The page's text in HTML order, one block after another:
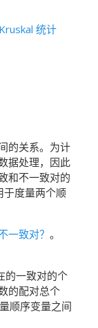
统计
的关系。为计
据处理，因此
和不一致对的
于度量两个顺
一致对？ 。
的一致对的个
的配对总个
顺序变量之间